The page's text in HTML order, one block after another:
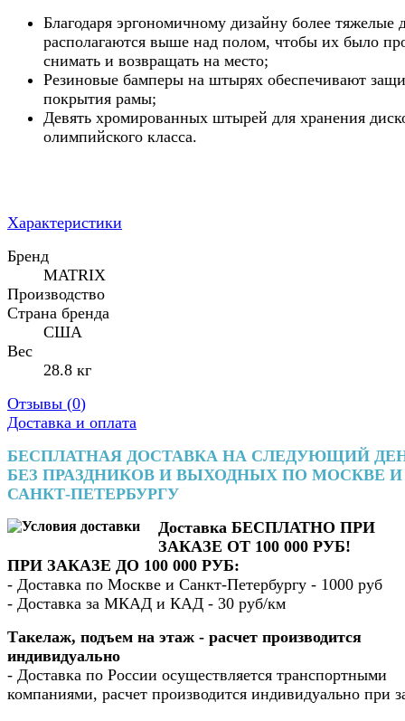
Благодаря эргономичному дизайну более тяжелые
располагаются выше над полом, чтобы их было
снимать и возвращать на место;
Резиновые бамперы на штырях обеспечивают
покрытия рамы;
Девять хромированных штырей для хранения
олимпийского класса.
Характеристики
Бренд
MATRIX
Производство
Страна бренда
США
Вес
28.8 кг
Отзывы (0)
Доставка и оплата
БЕСПЛАТНАЯ ДОСТАВКА НА СЛЕДУЮЩИЙ
БЕЗ ПРАЗДНИКОВ И ВЫХОДНЫХ ПО МОСКВЕ И
САНКТ-ПЕТЕРБУРГУ
Доставка БЕСПЛАТНО ПРИ
ЗАКАЗЕ ОТ 100 000 РУБ!
ПРИ ЗАКАЗЕ ДО 100 000 РУБ:
- Доставка по Москве и Санкт-Петербургу - 1000 руб
- Доставка за МКАД и КАД - 30 руб/км
Такелаж, подъем на этаж - расчет производится
индивидуально
- Доставка по России осуществляется транспортными
компаниями, расчет производится индивидуально при